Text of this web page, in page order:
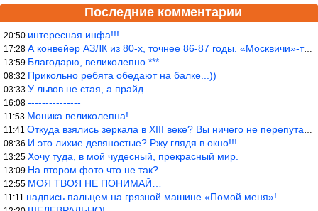
Последние комментарии
20:50 интересная инфа!!!
17:28 А конвейер АЗЛК из 80-х, точнее 86-87 годы. «Москвичи»-то из пер
13:59 Благодарю, великолепно ***
08:32 Прикольно ребята обедают на балке...))
03:33 У львов не стая, а прайд
16:08 ---------------
11:53 Моника великолепна!
11:41 Откуда взялись зеркала в XIII веке? Вы ничего не перепутали?
08:36 И это лихие девяностые? Ржу глядя в окно!!!
13:25 Хочу туда, в мой чудесный, прекрасный мир.
13:09 На втором фото что не так?
12:55 МОЯ ТВОЯ НЕ ПОНИМАЙ…
11:11 надпись пальцем на грязной машине «Помой меня»!